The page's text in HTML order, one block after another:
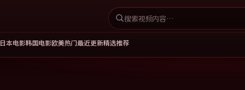
日本电影韩国电影欧美热门最近更新精选推荐